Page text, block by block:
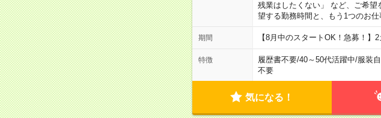
残業はしたくない」 など、ご希
望する勤務時間と、もう1つのお
期間 【8月中のスタートOK！急募！
特徴 履歴書不要/40～50代活躍中/服装
不要
気になる！